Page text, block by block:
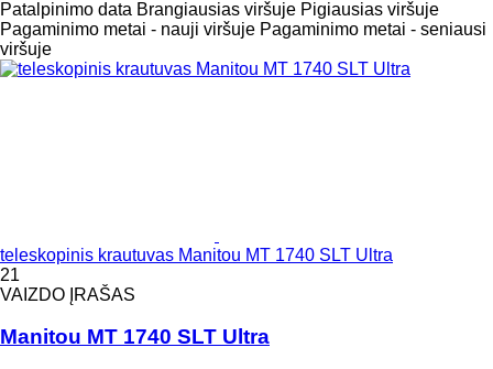
Patalpinimo data Brangiausias viršuje Pigiausias viršuje
Pagaminimo metai - nauji viršuje Pagaminimo metai - seniausi
viršuje
teleskopinis krautuvas Manitou MT 1740 SLT Ultra
21
VAIZDO ĮRAŠAS
Manitou MT 1740 SLT Ultra